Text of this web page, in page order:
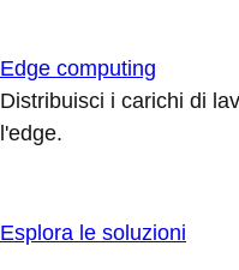
Edge computing
Distribuisci i carichi di
l'edge.
Esplora le soluzioni